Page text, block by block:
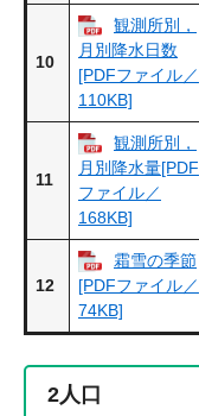
10
観測所別，
月別降水日数
[PDFファイル／
110KB]
11
観測所別，
月別降水量[PDF
ファイル／
168KB]
12
霜雪の季節
[PDFファイル／
74KB]
2人口